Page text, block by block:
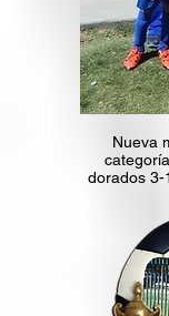
Nueva
dorados 3-